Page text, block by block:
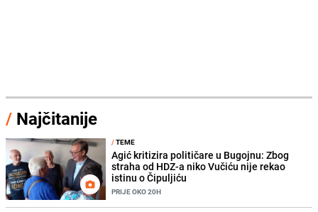
/ Najčitanije
/TEME
Agić kritizira političare u Bugojnu: Zbog
straha od HDZ-a niko Vučiću nije rekao
istinu o Čipuljiću
PRIJE OKO 20H